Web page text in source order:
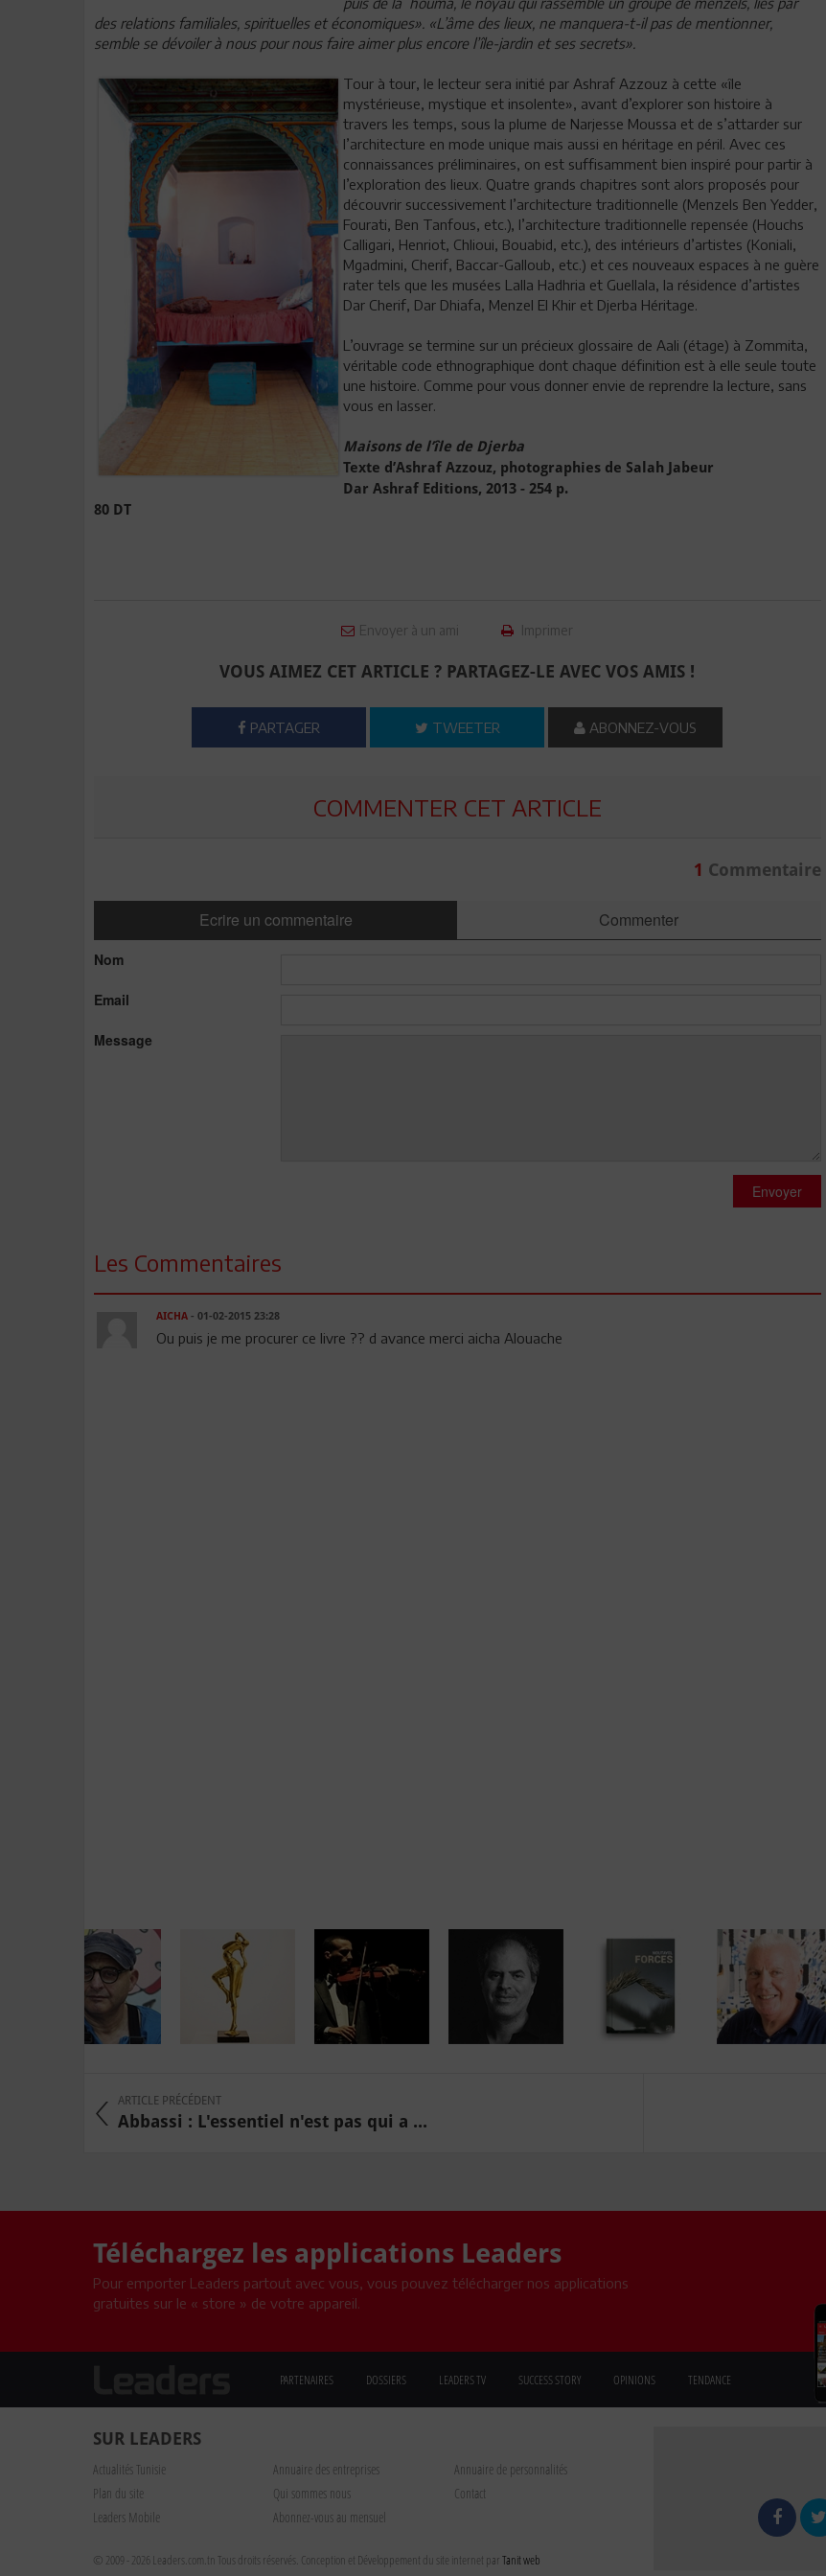
des relations familiales, spirituelles et économiques». «L’âme des lieux, ne manquera-t-il pas de mentionner,
semble se dévoiler à nous pour nous faire aimer plus encore l’île-jardin et ses secrets».
Tour à tour, le lecteur sera initié par Ashraf Azzouz à cette «île
mystérieuse, mystique et insolente», avant d’explorer son histoire à
travers les temps, sous la plume de Narjesse Moussa et de s’attarder sur
l’architecture en mode unique mais aussi en héritage en péril. Avec ces
connaissances préliminaires, on est suffisamment bien inspiré pour partir à
l’exploration des lieux. Quatre grands chapitres sont alors proposés pour
découvrir successivement l’architecture traditionnelle (Menzels Ben Yedder,
Fourati, Ben Tanfous, etc.), l’architecture traditionnelle repensée (Houchs
Calligari, Henriot, Chlioui, Bouabid, etc.), des intérieurs d’artistes (Koniali,
Mgadmini, Cherif, Baccar-Galloub, etc.) et ces nouveaux espaces à ne guère
rater tels que les musées Lalla Hadhria et Guellala, la résidence d’artistes
Dar Cherif, Dar Dhiafa, Menzel El Khir et Djerba Héritage.
L’ouvrage se termine sur un précieux glossaire de Aali (étage) à Zommita,
véritable code ethnographique dont chaque définition est à elle seule toute
une histoire. Comme pour vous donner envie de reprendre la lecture, sans
vous en lasser.
Maisons de l’île de Djerba
Texte d’Ashraf Azzouz, photographies de Salah Jabeur
Dar Ashraf Editions, 2013 - 254 p.
80 DT
Envoyer à un ami Imprimer
VOUS AIMEZ CET ARTICLE ? PARTAGEZ-LE AVEC VOS AMIS !
PARTAGER TWEETER ABONNEZ-VOUS
COMMENTER CET ARTICLE
1 Commentaire
Ecrire un commentaire Commenter
Nom
Email
Message
Envoyer
Les Commentaires
AICHA- 01-02-2015 23:28
Ou puis je me procurer ce livre ?? d avance merci aicha Alouache
ARTICLE PRÉCÉDENT
Abbassi : L'essentiel n'est pas qui a ...
Téléchargez les applications Leaders
Pour emporter Leaders partout avec vous, vous pouvez télécharger nos applications
gratuites sur le « store » de votre appareil.
PARTENAIRES DOSSIERS LEADERS TV SUCCESS STORY OPINIONS TENDANCE
SUR LEADERS
Actualités Tunisie Annuaire des entreprises
Annuaire de personnalités
Plan du site
Qui sommes nous
Contact
Leaders Mobile
Abonnez-vous au mensuel
© 2009 - 2026 Leaders.com.tn Tous droits réservés. Conception et Développement du site internet parTanit web